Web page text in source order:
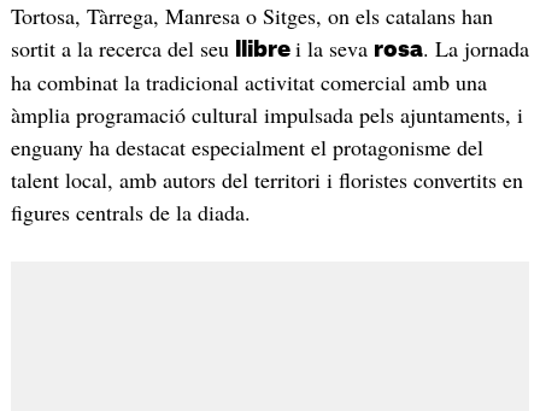
Tortosa, Tàrrega, Manresa o Sitges, on els catalans han
sortit a la recerca del seu
llibre i la seva rosa. La jornada
ha combinat la tradicional activitat comercial amb una
àmplia programació cultural impulsada pels ajuntaments, i
enguany ha destacat especialment el protagonisme del
talent local, amb autors del territori i floristes convertits en
figures centrals de la diada.